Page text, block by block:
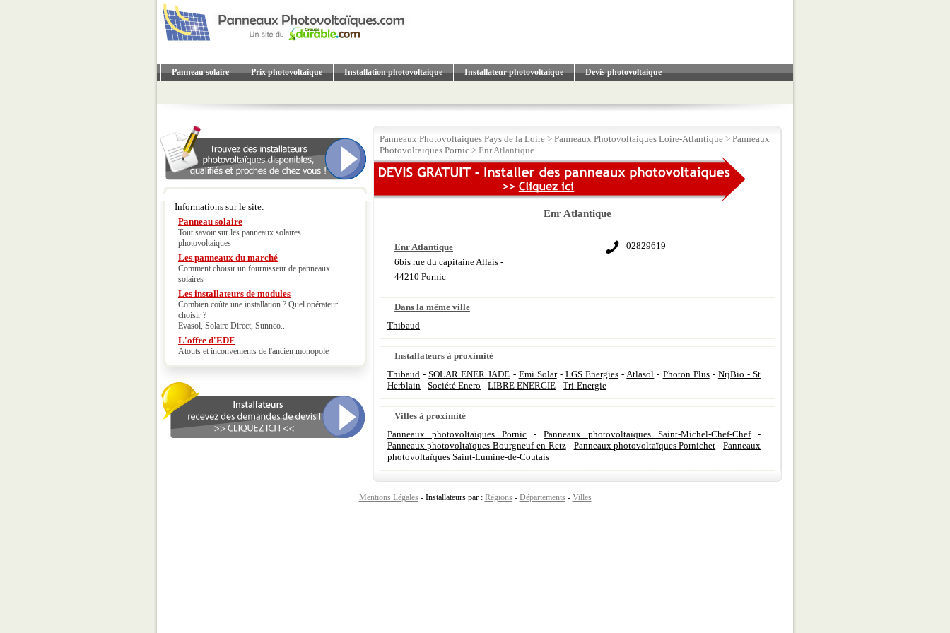
Panneau solaire Prix photovoltaique Installation photovoltaique Installateur photovoltaique Devis photovoltaique
Informations sur le site:
Panneau solaire
Tout savoir sur les panneaux solaires
photovoltaiques
Les panneaux du marché
Comment choisir un fournisseur de panneaux
solaires
Les installateurs de modules
Combien coûte une installation ? Quel opérateur
choisir ?
Evasol, Solaire Direct, Sunnco...
L'offre d'EDF
Atouts et inconvénients de l'ancien monopole
Panneaux Photovoltaiques Pays de la Loire > Panneaux Photovoltaiques Loire-Atlantique > Panneaux
Photovoltaiques Pornic > Enr Atlantique
Enr Atlantique
02829619
Enr Atlantique
6bis rue du capitaine Allais -
44210 Pornic
Dans la même ville
Thibaud -
Installateurs à proximité
Thibaud -SOLAR ENER JADE - Emi Solar- LGS Energies -Atlasol - Photon Plus- NrjBio - St
Herblain - Société Enero - LIBRE ENERGIE - Tri-Energie
Villes à proximité
Panneaux photovoltaïques Pornic - Panneaux photovoltaïques Saint-Michel-Chef-Chef-
Panneaux photovoltaïques Bourgneuf-en-Retz- Panneaux photovoltaïques Pornichet - Panneaux
photovoltaïques Saint-Lumine-de-Coutais
Mentions Légales - Installateurs par : Régions - Départements - Villes